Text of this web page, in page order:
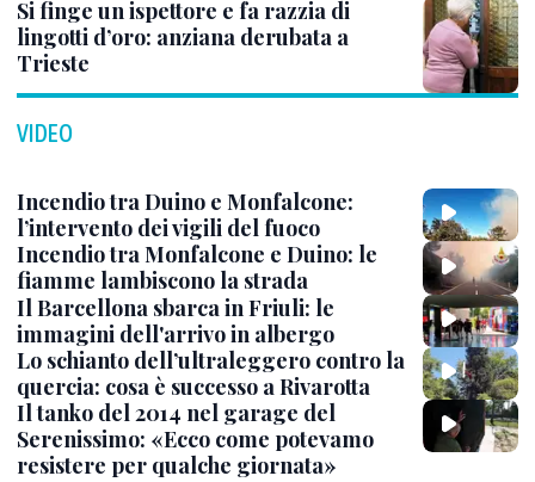
Si finge un ispettore e fa razzia di
lingotti d’oro: anziana derubata a
Trieste
VIDEO
Incendio tra Duino e Monfalcone:
l’intervento dei vigili del fuoco
Incendio tra Monfalcone e Duino: le
fiamme lambiscono la strada
Il Barcellona sbarca in Friuli: le
immagini dell'arrivo in albergo
Lo schianto dell’ultraleggero contro la
quercia: cosa è successo a Rivarotta
Il tanko del 2014 nel garage del
Serenissimo: «Ecco come potevamo
resistere per qualche giornata»